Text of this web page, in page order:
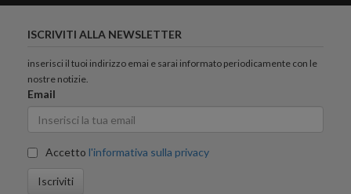
ISCRIVITI ALLA NEWSLETTER
inserisci il tuoi indirizzo emai e sarai informato periodicamente con le
nostre notizie.
Email
Accetto l'informativa sulla privacy
Iscriviti